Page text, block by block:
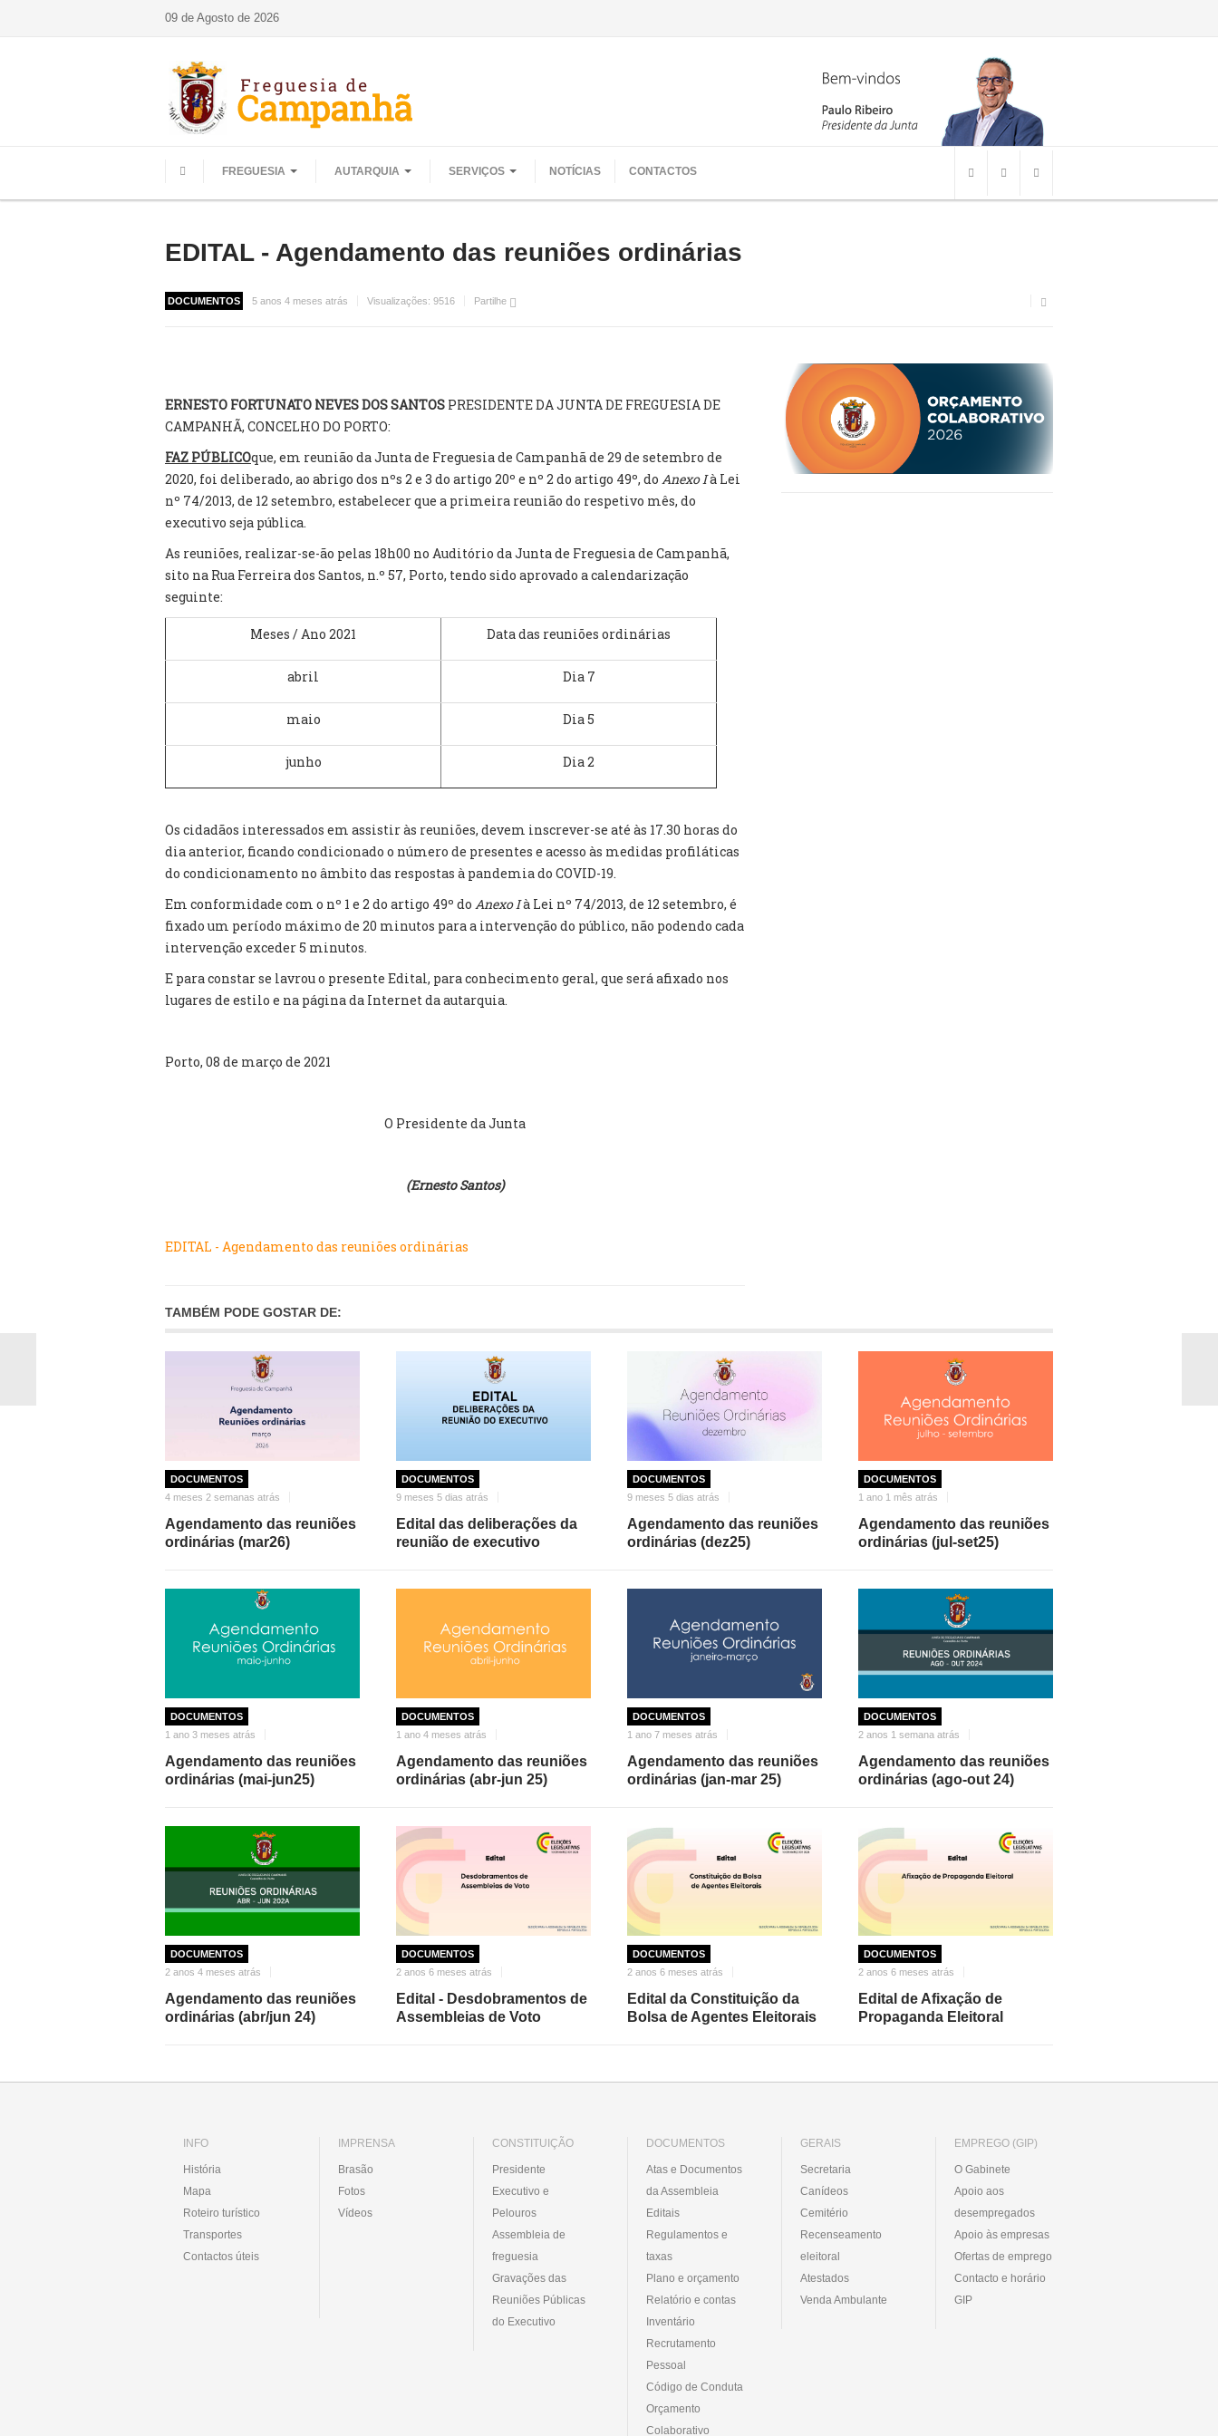
09 de Agosto de 2026
FREGUESIA AUTARQUIA SERVIÇOS NOTÍCIAS CONTACTOS
EDITAL - Agendamento das reuniões ordinárias
DOCUMENTOS 5 anos 4 meses atrás Visualizações: 9516 Partilhe
ERNESTO FORTUNATO NEVES DOS SANTOS PRESIDENTE DA JUNTA DE FREGUESIA DE
CAMPANHÃ, CONCELHO DO PORTO:
FAZ PÚBLICOque, em reunião da Junta de Freguesia de Campanhã de 29 de setembro de
2020, foi deliberado, ao abrigo dos nºs 2 e 3 do artigo 20º e nº 2 do artigo 49º, do Anexo Ià Lei
nº 74/2013, de 12 setembro, estabelecer que a primeira reunião do respetivo mês, do
executivo seja pública.
As reuniões, realizar-se-ão pelas 18h00 no Auditório da Junta de Freguesia de Campanhã,
sito na Rua Ferreira dos Santos, n.º 57, Porto, tendo sido aprovado a calendarização
seguinte:
Meses / Ano 2021 Data das reuniões ordinárias
abril Dia 7
maio Dia 5
junho Dia 2
Os cidadãos interessados em assistir às reuniões, devem inscrever-se até às 17.30 horas do
dia anterior, ficando condicionado o número de presentes e acesso às medidas profiláticas
do condicionamento no âmbito das respostas à pandemia do COVID-19.
Em conformidade com o nº 1 e 2 do artigo 49º do Anexo Ià Lei nº 74/2013, de 12 setembro, é
fixado um período máximo de 20 minutos para a intervenção do público, não podendo cada
intervenção exceder 5 minutos.
E para constar se lavrou o presente Edital, para conhecimento geral, que será afixado nos
lugares de estilo e na página da Internet da autarquia.
Porto, 08 de março de 2021
O Presidente da Junta
(Ernesto Santos)
EDITAL - Agendamento das reuniões ordinárias
TAMBÉM PODE GOSTAR DE:
DOCUMENTOS
4 meses 2 semanas atrás
Agendamento das reuniões
ordinárias (mar26)
DOCUMENTOS
9 meses 5 dias atrás
Edital das deliberações da
reunião de executivo
DOCUMENTOS
9 meses 5 dias atrás
Agendamento das reuniões
ordinárias (dez25)
DOCUMENTOS
1 ano 1 mês atrás
Agendamento das reuniões
ordinárias (jul-set25)
DOCUMENTOS
1 ano 3 meses atrás
Agendamento das reuniões
ordinárias (mai-jun25)
DOCUMENTOS
1 ano 4 meses atrás
Agendamento das reuniões
ordinárias (abr-jun 25)
DOCUMENTOS
1 ano 7 meses atrás
Agendamento das reuniões
ordinárias (jan-mar 25)
DOCUMENTOS
2 anos 1 semana atrás
Agendamento das reuniões
ordinárias (ago-out 24)
DOCUMENTOS
2 anos 4 meses atrás
Agendamento das reuniões
ordinárias (abr/jun 24)
DOCUMENTOS
2 anos 6 meses atrás
Edital - Desdobramentos de
Assembleias de Voto
DOCUMENTOS
2 anos 6 meses atrás
Edital da Constituição da
Bolsa de Agentes Eleitorais
DOCUMENTOS
2 anos 6 meses atrás
Edital de Afixação de
Propaganda Eleitoral
INFO
História
Mapa
Roteiro turístico
Transportes
Contactos úteis
IMPRENSA
Brasão
Fotos
Vídeos
CONSTITUIÇÃO
Presidente
Executivo e
Pelouros
Assembleia de
freguesia
Gravações das
Reuniões Públicas
do Executivo
DOCUMENTOS
Atas e Documentos
da Assembleia
Editais
Regulamentos e
taxas
Plano e orçamento
Relatório e contas
Inventário
Recrutamento
Pessoal
Código de Conduta
Orçamento
Colaborativo
GERAIS
Secretaria
Canídeos
Cemitério
Recenseamento
eleitoral
Atestados
Venda Ambulante
EMPREGO (GIP)
O Gabinete
Apoio aos
desempregados
Apoio às empresas
Ofertas de emprego
Contacto e horário
GIP